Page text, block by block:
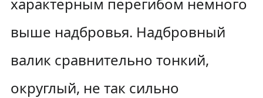
выше надбровья. Надбровный
валик сравнительно тонкий,
округлый, не так сильно